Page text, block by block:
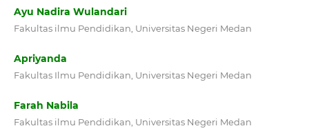
Ayu Nadira Wulandari
Fakultas ilmu Pendidikan, Universitas Negeri Medan
Apriyanda
Fakultas Ilmu Pendidikan, Universitas Negeri Medan
Farah Nabila
Fakultas ilmu Pendidikan, Universitas Negeri Medan